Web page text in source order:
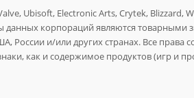
Ubisoft, Electronic Arts, Crytek, Blizzard,
корпораций являются товарными
России и/или других странах. Все права
как и содержимое продуктов (игр и